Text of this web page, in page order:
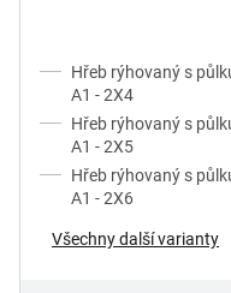
Hřeb rýhovaný s
A1 - 2X4
Hřeb rýhovaný s
A1 - 2X5
Hřeb rýhovaný s
A1 - 2X6
Všechny další varianty